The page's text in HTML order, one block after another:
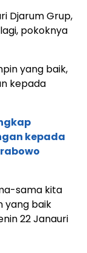
Djarum Grup,
pokoknya
yang baik,
kepada
kepada
sama kita
yang baik
22 Janauri